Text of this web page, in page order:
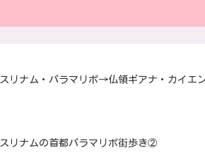
スリナム・パラマリボ→仏領ギアナ・カイエ
スリナムの首都パラマリボ街歩き②